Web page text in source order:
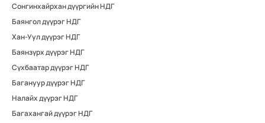
Сонгинхайрхан дүүргийн НДГ
Баянгол дүүрэг НДГ
Хан-Уул дүүрэг НДГ
Баянзүрх дүүрэг НДГ
Сүхбаатар дүүрэг НДГ
Багануур дүүрэг НДГ
Налайх дүүрэг НДГ
Багахангай дүүрэг НДГ